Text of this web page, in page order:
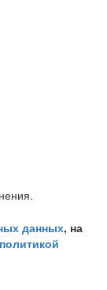
данных, на
политикой